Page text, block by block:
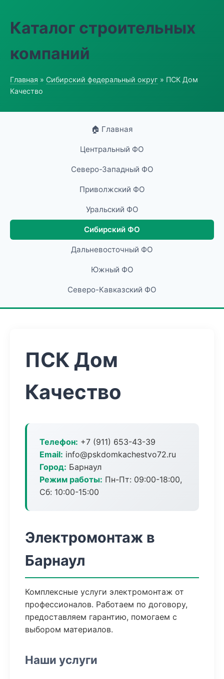
Каталог строительных
компаний
Главная » Сибирский федеральный округ » ПСК Дом
Качество
🏠 Главная
Центральный ФО
Северо-Западный ФО
Приволжский ФО
Уральский ФО
Сибирский ФО
Дальневосточный ФО
Южный ФО
Северо-Кавказский ФО
ПСК Дом
Качество
Телефон: +7 (911) 653-43-39
Email: info@pskdomkachestvo72.ru
Город: Барнаул
Режим работы: Пн-Пт: 09:00-18:00,
Сб: 10:00-15:00
Электромонтаж в
Барнаул
Комплексные услуги электромонтаж от
профессионалов. Работаем по договору,
предоставляем гарантию, помогаем с
выбором материалов.
Наши услуги